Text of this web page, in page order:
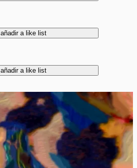
añadir a like list
añadir a like list